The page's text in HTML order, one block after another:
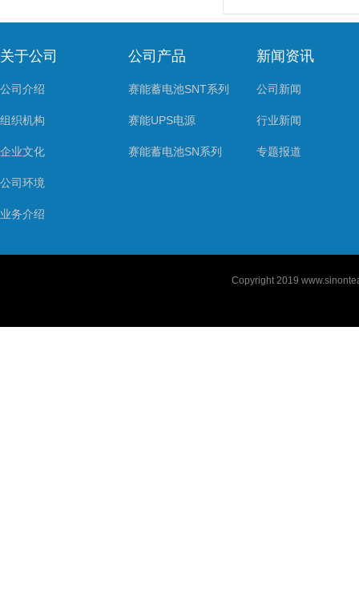
关于公司
公司介绍
组织机构
企业文化
公司环境
业务介绍
公司产品
赛能蓄电池SNT系列
赛能UPS电源
赛能蓄电池SN系列
新闻资讯
公司新闻
行业新闻
专题报道
Copyright 2019